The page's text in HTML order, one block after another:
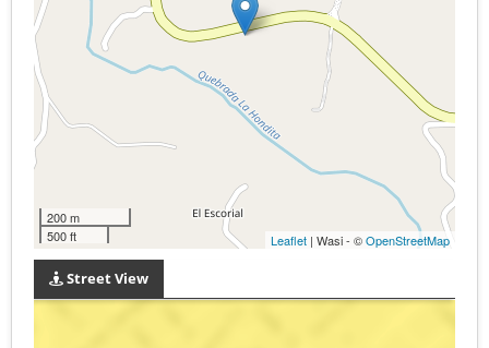
200 m
500 ft
Leaflet | Wasi - ©OpenStreetMap
Street View